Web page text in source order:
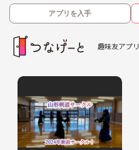
アプリを入手
趣味友アプリ